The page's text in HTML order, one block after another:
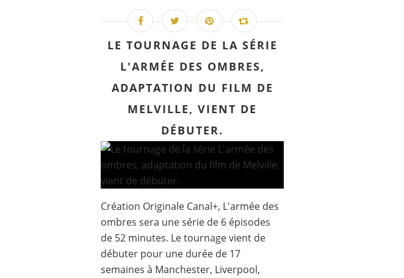
LE TOURNAGE DE LA SÉRIE
L'ARMÉE DES OMBRES,
ADAPTATION DU FILM DE
MELVILLE, VIENT DE
DÉBUTER.
Création Originale Canal+, L'armée des
ombres sera une série de 6 épisodes
de 52 minutes. Le tournage vient de
débuter pour une durée de 17
semaines à Manchester, Liverpool,